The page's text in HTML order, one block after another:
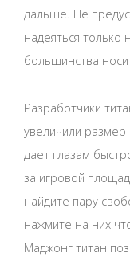
дальше. Не
надеяться только
большинства
Разработчики
увеличили
дает глазам
за игровой
найдите пару
нажмите на них
Маджонг титан